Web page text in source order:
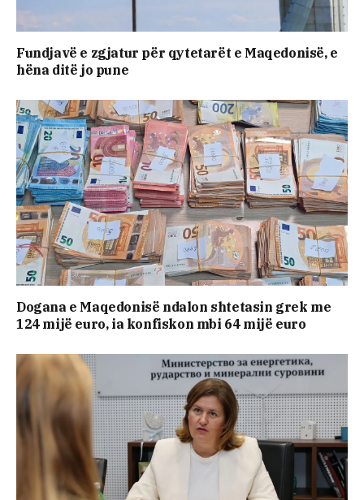
Fundjavë e zgjatur për qytetarët e Maqedonisë, e
hëna ditë jo pune
Dogana e Maqedonisë ndalon shtetasin grek me
124 mijë euro, ia konfiskon mbi 64 mijë euro